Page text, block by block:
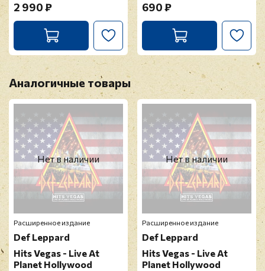
2 990 ₽ 690 ₽
Аналогичные товары
Нет в наличии
Расширенное издание
Def Leppard
Hits Vegas - Live At
Planet Hollywood
Нет в наличии
Расширенное издание
Def Leppard
Hits Vegas - Live At
Planet Hollywood